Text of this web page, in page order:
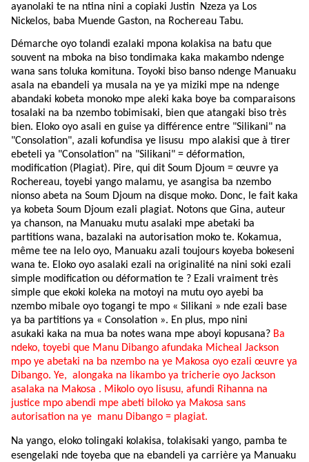
ayanolaki te na ntina nini a copiaki Justin Nzeza ya Los
Nickelos, baba Muende Gaston, na Rochereau Tabu.
Démarche oyo tolandi ezalaki mpona kolakisa na batu que
souvent na mboka na biso tondimaka kaka makambo ndenge
wana sans toluka komituna. Toyoki biso banso ndenge Manuaku
asala na ebandeli ya musala na ye ya miziki mpe na ndenge
abandaki kobeta monoko mpe aleki kaka boye ba comparaisons
tosalaki na ba nzembo tobimisaki, bien que atangaki biso très
bien. Eloko oyo asali en guise ya différence entre "Silikani" na
"Consolation", azali kofundisa ye lisusu mpo alakisi que à tirer
ebeteli ya "Consolation" na "Silikani" = déformation,
modification (Plagiat). Pire, qui dit Soum Djoum = œuvre ya
Rochereau, toyebi yango malamu, ye asangisa ba nzembo
nionso abeta na Soum Djoum na disque moko. Donc, le fait kaka
ya kobeta Soum Djoum ezali plagiat. Notons que Gina, auteur
ya chanson, na Manuaku mutu asalaki mpe abetaki ba
partitions wana, bazalaki na autorisation moko te. Kokamua,
même tee na lelo oyo, Manuaku azali toujours koyeba bokeseni
wana te. Eloko oyo asalaki ezali na originalité na nini soki ezali
simple modification ou déformation te ? Ezali vraiment très
simple que ekoki koleka na motoyi na mutu oyo ayebi ba
nzembo mibale oyo togangi te mpo « Silikani » nde ezali base
ya ba partitions ya « Consolation ». En plus, mpo nini
asukaki kaka na mua ba notes wana mpe aboyi kopusana? Ba
ndeko, toyebi que Manu Dibango afundaka Micheal Jackson
mpo ye abetaki na ba nzembo na ye Makosa oyo ezali œuvre ya
Dibango. Ye, alongaka na likambo ya tricherie oyo Jackson
asalaka na Makosa . Mikolo oyo lisusu, afundi Rihanna na
justice mpo abendi mpe abeti biloko ya Makosa sans
autorisation na ye manu Dibango = plagiat.
Na yango, eloko tolingaki kolakisa, tolakisaki yango, pamba te
esengelaki nde toyeba que na ebandeli ya carrière ya Manuaku